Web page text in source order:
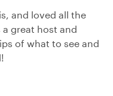
and loved all the
great host and
of what to see and